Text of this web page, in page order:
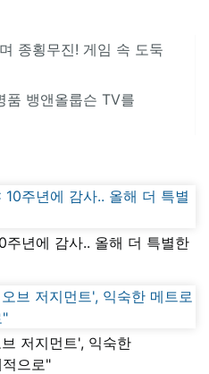
종횡무진! 게임 속 도둑
품 뱅앤올룹슨 TV를
주년에 감사.. 올해 더 특별한
저지먼트', 익숙한
으로"